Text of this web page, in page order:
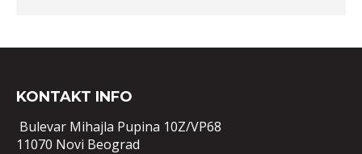
KONTAKT INFO
Bulevar Mihajla Pupina 10Z/VP68
11070 Novi Beograd